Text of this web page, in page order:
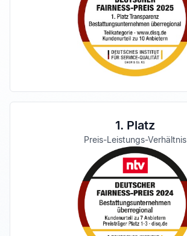
1. Platz
Preis-Leistungs-Verhältnis